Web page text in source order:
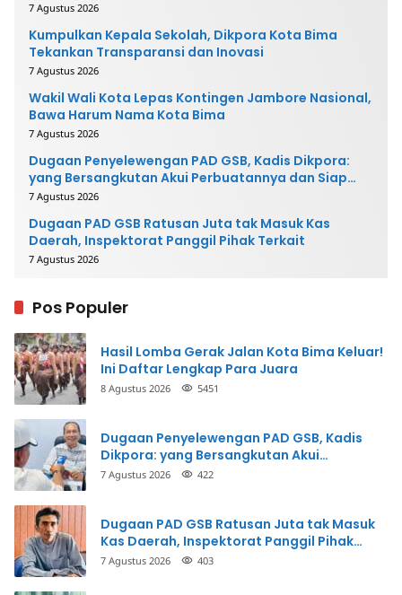
7 Agustus 2026
Kumpulkan Kepala Sekolah, Dikpora Kota Bima
Tekankan Transparansi dan Inovasi
7 Agustus 2026
Wakil Wali Kota Lepas Kontingen Jambore Nasional,
Bawa Harum Nama Kota Bima
7 Agustus 2026
Dugaan Penyelewengan PAD GSB, Kadis Dikpora:
yang Bersangkutan Akui Perbuatannya dan Siap
Mengembalikan Uang
7 Agustus 2026
Dugaan PAD GSB Ratusan Juta tak Masuk Kas
Daerah, Inspektorat Panggil Pihak Terkait
7 Agustus 2026
Pos Populer
Hasil Lomba Gerak Jalan Kota Bima Keluar!
Ini Daftar Lengkap Para Juara
8 Agustus 2026 5451
Dugaan Penyelewengan PAD GSB, Kadis
Dikpora: yang Bersangkutan Akui
Perbuatannya dan Siap Mengembalikan
7 Agustus 2026 422
Dugaan PAD GSB Ratusan Juta tak Masuk
Kas Daerah, Inspektorat Panggil Pihak
Terkait
7 Agustus 2026 403